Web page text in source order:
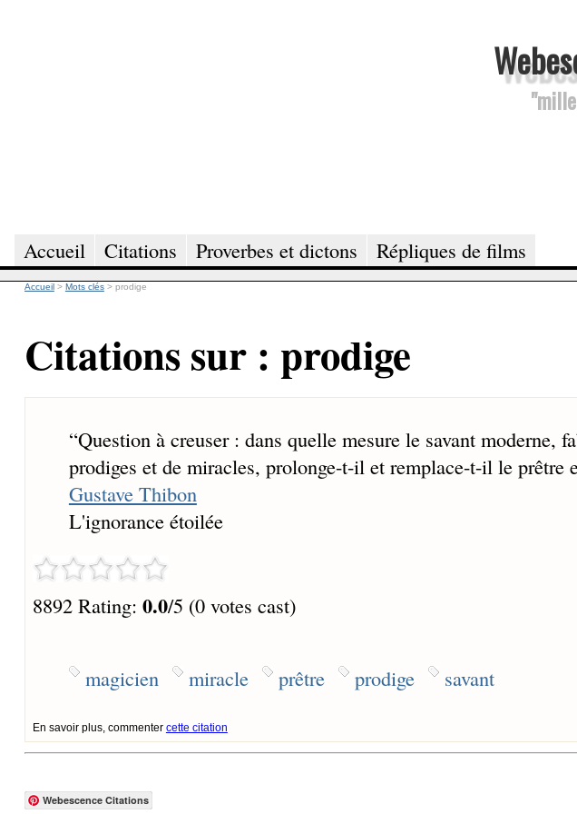
Accueil Citations Proverbes et dictons Répliques de films
Accueil > Mots clés > prodige
Citations sur : prodige
“Question à creuser : dans quelle mesure le savant moderne,
prodiges et de miracles, prolonge-t-il et remplace-t-il le prêtre
Gustave Thibon
L'ignorance étoilée
8892 Rating: 0.0/5 (0 votes cast)
magicien miracle prêtre prodige savant
En savoir plus, commenter cette citation
Webescence Citations